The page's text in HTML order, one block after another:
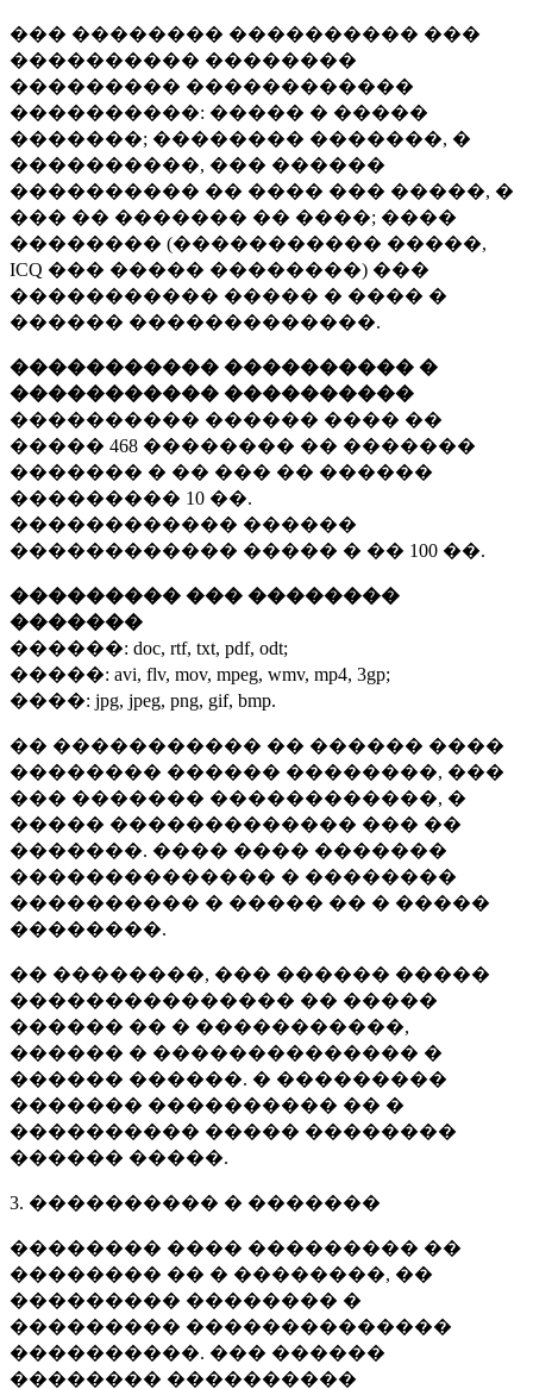
��� �������� ���������� ���
���������� ��������
��������� ������������
����������: ����� � �����
�������; �������� �������, �
����������, ��� ������
���������� �� ���� ��� �����, �
��� �� ������� �� ����; ����
�������� (����������� �����,
ICQ ��� ����� ��������) ���
����������� ����� � ���� �
������ �������������.
����������� ���������� �
����������� ����������
���������� ������ ���� ��
����� 468 �������� �� �������
������� � �� ��� �� ������
��������� 10 ��.
������������ ������
������������ ����� � �� 100 ��.
��������� ��� ��������
�������
������: doc, rtf, txt, pdf, odt;
�����: avi, flv, mov, mpeg, wmv, mp4, 3gp;
����: jpg, jpeg, png, gif, bmp.
�� ����������� �� ������ ����
�������� ������ ��������, ���
��� ������� ������������, �
����� ������������� ��� ��
�������. ���� ���� �������
�������������� � ��������
���������� � ����� �� � �����
��������.
�� ��������, ��� ������ �����
��������������� �� �����
������ �� � �����������,
������ � �������������� �
������ ������. � ���������
������� ���������� �� �
���������� ����� ��������
������ �����.
3. ���������� � �������
�������� ���� ��������� ��
�������� �� � ��������, ��
��������� �������� �
��������� ��������������
����������. ��� ������
�������� ����������